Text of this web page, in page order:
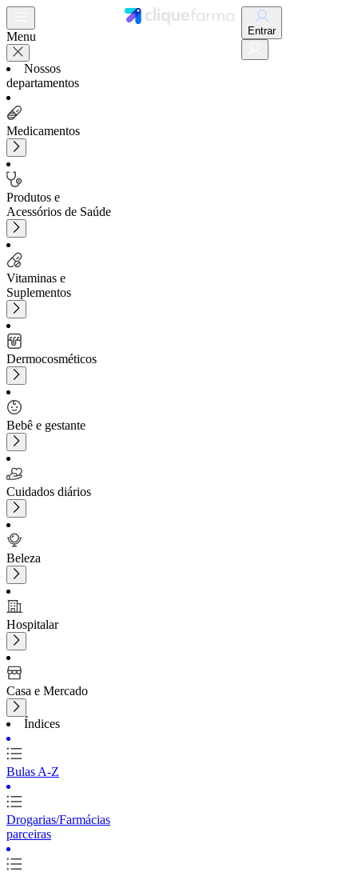
Menu
Nossos
departamentos
Medicamentos
Produtos e
Acessórios de Saúde
Vitaminas e
Suplementos
Dermocosméticos
Bebê e gestante
Cuidados diários
Beleza
Hospitalar
Casa e Mercado
Índices
Bulas A-Z
Drogarias/Farmácias
parceiras
Entrar